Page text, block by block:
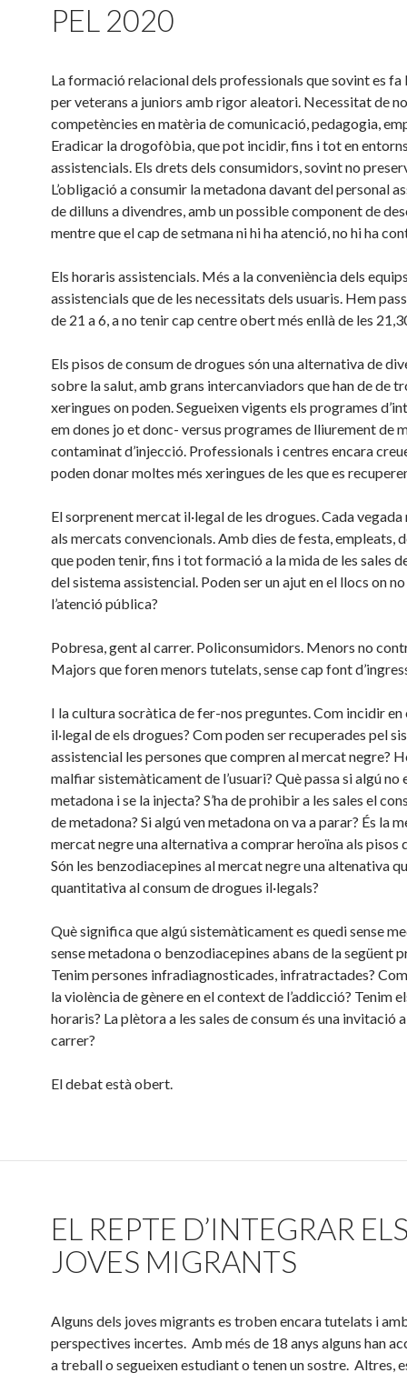
PEL 2020
La formació relacional dels professionals que sovint es
per veterans a juniors amb rigor aleatori. Necessitat de
competències en matèria de comunicació, pedagogia,
Eradicar la drogofòbia, que pot incidir, fins i tot en
assistencials. Els drets dels consumidors, sovint no
L’obligació a consumir la metadona davant del personal
de dilluns a divendres, amb un possible component de
mentre que el cap de setmana ni hi ha atenció, no hi ha
Els horaris assistencials. Més a la conveniència dels
assistencials que de les necessitats dels usuaris. Hem
de 21 a 6, a no tenir cap centre obert més enllà de les
Els pisos de consum de drogues són una alternativa de
sobre la salut, amb grans intercanviadors que han de de
xeringues on poden. Segueixen vigents els programes
em dones jo et donc- versus programes de lliurement de
contaminat d’injecció. Professionals i centres encara
poden donar moltes més xeringues de les que es
El sorprenent mercat il·legal de les drogues. Cada
als mercats convencionals. Amb dies de festa, empleats,
que poden tenir, fins i tot formació a la mida de les sales
del sistema assistencial. Poden ser un ajut en el llocs on
l’atenció pública?
Pobresa, gent al carrer. Policonsumidors. Menors no
Majors que foren menors tutelats, sense cap font
I la cultura socràtica de fer-nos preguntes. Com incidir en
il·legal de els drogues? Com poden ser recuperades pel
assistencial les persones que compren al mercat negre?
malfiar sistemàticament de l’usuari? Què passa si algú no
metadona i se la injecta? S’ha de prohibir a les sales el
de metadona? Si algú ven metadona on va a parar? És la
mercat negre una alternativa a comprar heroïna als pisos
Són les benzodiacepines al mercat negre una altenativa
quantitativa al consum de drogues il·legals?
Què significa que algú sistemàticament es quedi sense
sense metadona o benzodiacepines abans de la següent
Tenim persones infradiagnosticades, infratractades?
la violència de gènere en el context de l’addicció? Tenim
horaris? La plètora a les sales de consum és una invitació
carrer?
El debat està obert.
EL REPTE D’INTEGRAR
JOVES MIGRANTS
Alguns dels joves migrants es troben encara tutelats i
perspectives incertes. Amb més de 18 anys alguns han
a treball o segueixen estudiant o tenen un sostre. Altres,